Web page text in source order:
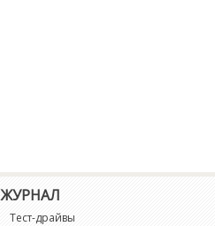
ЖУРНАЛ
Тест-драйвы